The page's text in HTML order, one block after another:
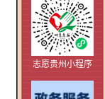
志愿贵州小程序